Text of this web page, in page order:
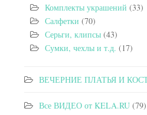
Комплекты украшений (33)
Салфетки (70)
Серьги, клипсы (43)
Сумки, чехлы и т.д. (17)
ВЕЧЕРНИЕ ПЛАТЬЯ И
Все ВИДЕО от KELA.RU (79)